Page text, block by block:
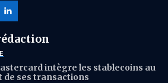
intègre les stablecoins au
de ses transactions